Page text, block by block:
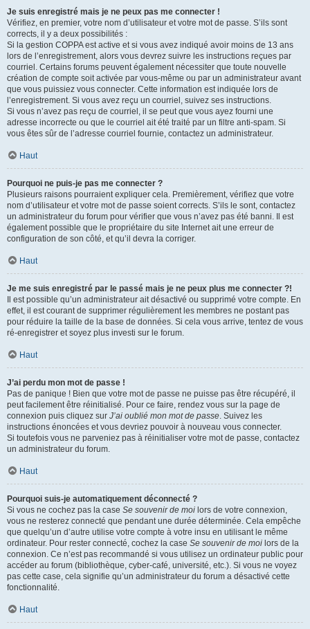
Je suis enregistré mais je ne peux pas me connecter !
Vérifiez, en premier, votre nom d’utilisateur et votre mot de passe. S’ils sont
corrects, il y a deux possibilités :
Si la gestion COPPA est active et si vous avez indiqué avoir moins de 13 ans
lors de l’enregistrement, alors vous devrez suivre les instructions reçues par
courriel. Certains forums peuvent également nécessiter que toute nouvelle
création de compte soit activée par vous-même ou par un administrateur avant
que vous puissiez vous connecter. Cette information est indiquée lors de
l’enregistrement. Si vous avez reçu un courriel, suivez ses instructions.
Si vous n’avez pas reçu de courriel, il se peut que vous ayez fourni une
adresse incorrecte ou que le courriel ait été traité par un filtre anti-spam. Si
vous êtes sûr de l’adresse courriel fournie, contactez un administrateur.
Haut
Pourquoi ne puis-je pas me connecter ?
Plusieurs raisons pourraient expliquer cela. Premièrement, vérifiez que votre
nom d’utilisateur et votre mot de passe soient corrects. S’ils le sont, contactez
un administrateur du forum pour vérifier que vous n’avez pas été banni. Il est
également possible que le propriétaire du site Internet ait une erreur de
configuration de son côté, et qu’il devra la corriger.
Haut
Je me suis enregistré par le passé mais je ne peux plus me connecter ?!
Il est possible qu’un administrateur ait désactivé ou supprimé votre compte. En
effet, il est courant de supprimer régulièrement les membres ne postant pas
pour réduire la taille de la base de données. Si cela vous arrive, tentez de vous
ré-enregistrer et soyez plus investi sur le forum.
Haut
J’ai perdu mon mot de passe !
Pas de panique ! Bien que votre mot de passe ne puisse pas être récupéré, il
peut facilement être réinitialisé. Pour ce faire, rendez vous sur la page de
connexion puis cliquez sur J’ai oublié mon mot de passe. Suivez les
instructions énoncées et vous devriez pouvoir à nouveau vous connecter.
Si toutefois vous ne parveniez pas à réinitialiser votre mot de passe, contactez
un administrateur du forum.
Haut
Pourquoi suis-je automatiquement déconnecté ?
Si vous ne cochez pas la case Se souvenir de moi lors de votre connexion,
vous ne resterez connecté que pendant une durée déterminée. Cela empêche
que quelqu’un d’autre utilise votre compte à votre insu en utilisant le même
ordinateur. Pour rester connecté, cochez la case Se souvenir de moi lors de la
connexion. Ce n’est pas recommandé si vous utilisez un ordinateur public pour
accéder au forum (bibliothèque, cyber-café, université, etc.). Si vous ne voyez
pas cette case, cela signifie qu’un administrateur du forum a désactivé cette
fonctionnalité.
Haut